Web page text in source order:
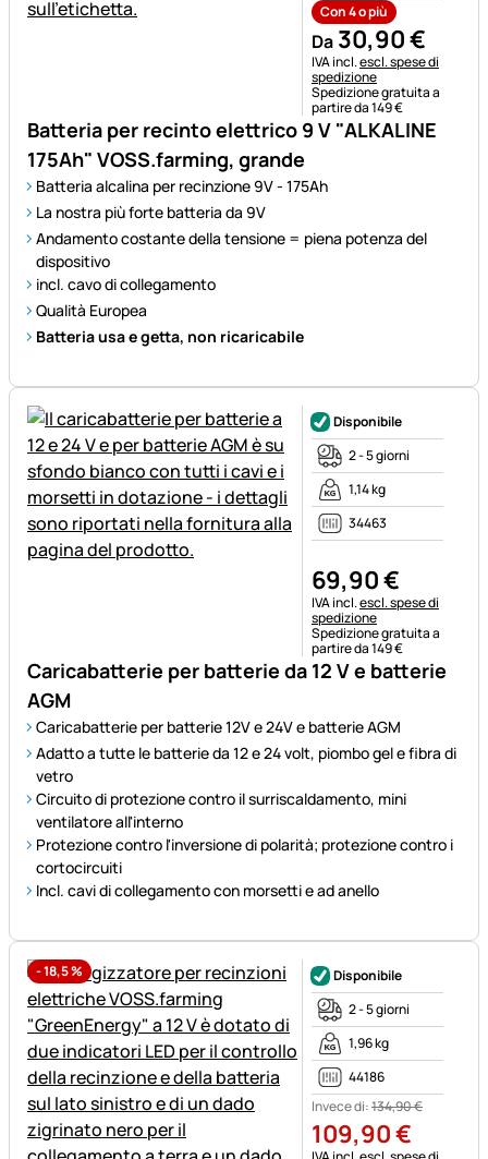
Batteria per recinto elettrico 9 V "ALKALINE
175Ah" VOSS.farming, grande
Batteria alcalina per recinzione 9V - 175Ah
La nostra più forte batteria da 9V
Andamento costante della tensione = piena potenza del
dispositivo
incl. cavo di collegamento
Qualità Europea
Batteria usa e getta, non ricaricabile
Con 4 o più
Da 30,90€
Informazioni fiscali:
IVA incl.escl. spese di
spedizione
Spedizione gratuita a
partire da 149 €
Caricabatterie per batterie da 12 V e batterie
AGM
Caricabatterie per batterie 12V e 24V e batterie AGM
Adatto a tutte le batterie da 12 e 24 volt, piombo gel e fibra di
vetro
Circuito di protezione contro il surriscaldamento, mini
ventilatore all'interno
Protezione contro l'inversione di polarità; protezione contro i
cortocircuiti
Incl. cavi di collegamento con morsetti e ad anello
Disponibile
2 - 5 giorni
1,14 kg
34463
69,90€
Informazioni fiscali:
IVA incl.escl. spese di
spedizione
Spedizione gratuita a
partire da 149 €
-18,5%
Disponibile
2 - 5 giorni
1,96 kg
44186
Invece di:134,90€
109,90€